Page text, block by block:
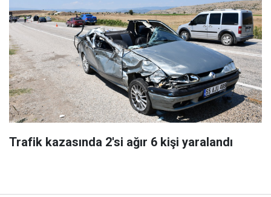
Trafik kazasında 2'si ağır 6 kişi yaralandı